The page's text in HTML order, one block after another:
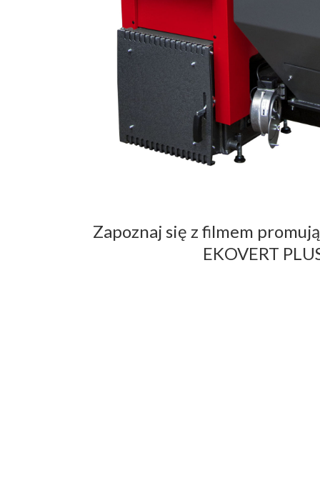
Zapoznaj się z filmem
EKOVERT